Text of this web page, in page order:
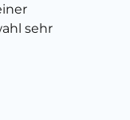
sehr